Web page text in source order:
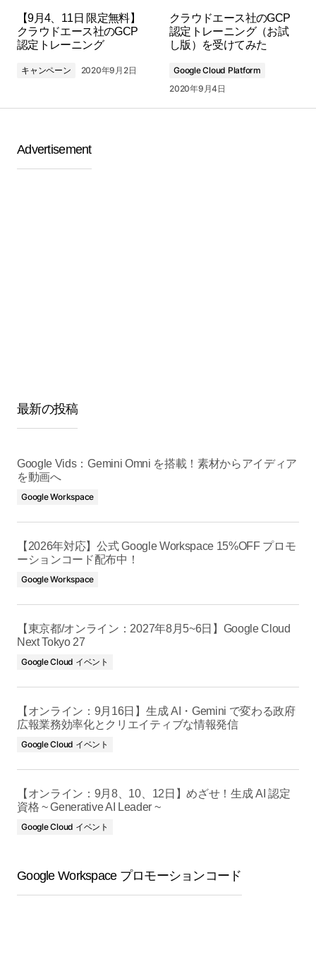
【9月4、11日 限定無料】
クラウドエース社のGCP
認定トレーニング
キャンペーン 2020年9月2日
クラウドエース社のGCP
認定トレーニング（お試
し版）を受けてみた
Google Cloud Platform
2020年9月4日
Advertisement
最新の投稿
Google Vids：Gemini Omni を搭載！素材からアイディア
を動画へ
Google Workspace
【2026年対応】公式 Google Workspace 15%OFF プロモ
ーションコード配布中！
Google Workspace
【東京都/オンライン：2027年8月5~6日】Google Cloud
Next Tokyo 27
Google Cloud イベント
【オンライン：9月16日】生成 AI・Gemini で変わる政府
広報業務効率化とクリエイティブな情報発信
Google Cloud イベント
【オンライン：9月8、10、12日】めざせ！生成 AI 認定
資格 ~ Generative AI Leader ~
Google Cloud イベント
Google Workspace プロモーションコード